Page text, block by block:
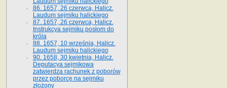
86. 1657, 26 czerwca, Halicz.
Laudum sejmiku halickiego
87. 1657, 26 czerwca, Halicz.
Instrukcya sejmiku posłom do
króla
88. 1657, 10 września, Halicz.
Laudum sejmiku halickiego
90. 1658, 30 kwietnia, Halicz.
Deputacya sejmikowa
zatwierdza rachunek z poborów
przez poborcę na sejmiku
złożony